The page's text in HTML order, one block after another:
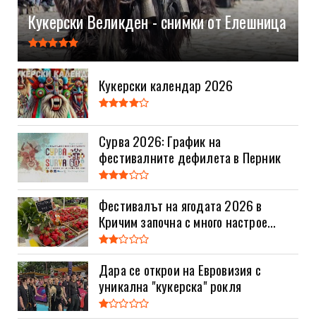
Кукерски Великден - снимки от Елешница
Кукерски календар 2026
Сурва 2026: График на
фестивалните дефилета в Перник
Фестивалът на ягодата 2026 в
Кричим започна с много настрое...
Дара се открои на Евровизия с
уникална "кукерска" рокля